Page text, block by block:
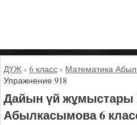
ДҮЖ › 6 класс › Математика
Упражнение 918
Дайын үй жұмыстары
Абылкасымова 6